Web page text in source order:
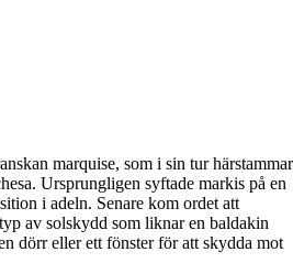
marquise, som i sin tur härstammar
Ursprungligen syftade markis på en
i adeln. Senare kom ordet att
av solskydd som liknar en baldakin
dörr eller ett fönster för att skydda mot